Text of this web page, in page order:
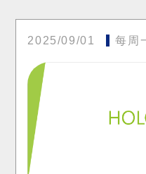
2025/09/01 每周